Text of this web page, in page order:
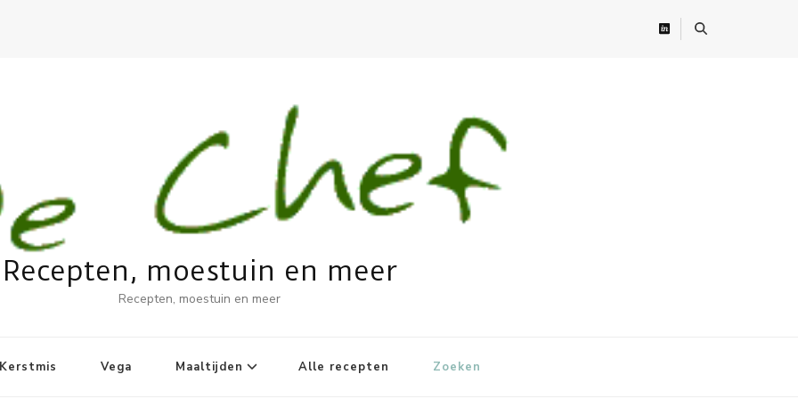
Recepten, moestuin en meer
Recepten, moestuin en meer
Vega Maaltijden Alle recepten Zoeken